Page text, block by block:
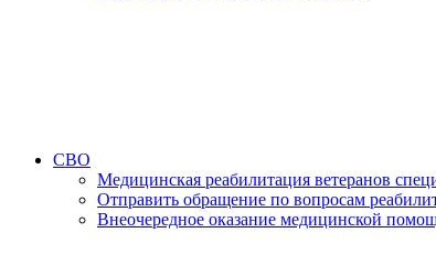
СВО
Медицинская реабилитация ветеранов
Отправить обращение по вопросам
Внеочередное оказание медицинской